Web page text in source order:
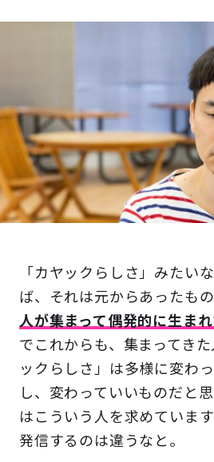
「カヤックらしさ」みたい
ば、それは元からあったも
人が集まって偶発的に生ま
でこれからも、集まってき
ックらしさ」は多様に変わ
し、変わっていいものだと
はこういう人を求めていま
発信するのは違うなと。